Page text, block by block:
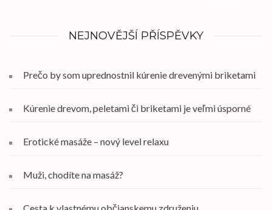
NEJNOVĚJŠÍ PŘÍSPĚVKY
Prečo by som uprednostnil kúrenie drevenými briketami
Kúrenie drevom, peletami či briketami je veľmi úsporné
Erotické masáže – nový level relaxu
Muži, chodíte na masáž?